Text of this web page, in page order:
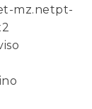
mz.netpt-